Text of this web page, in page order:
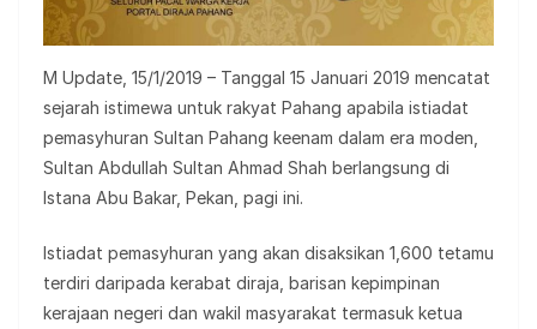
M Update, 15/1/2019 – Tanggal 15 Januari 2019 mencatat
sejarah istimewa untuk rakyat Pahang apabila istiadat
pemasyhuran Sultan Pahang keenam dalam era moden,
Sultan Abdullah Sultan Ahmad Shah berlangsung di
Istana Abu Bakar, Pekan, pagi ini.
Istiadat pemasyhuran yang akan disaksikan 1,600 tetamu
terdiri daripada kerabat diraja, barisan kepimpinan
kerajaan negeri dan wakil masyarakat termasuk ketua